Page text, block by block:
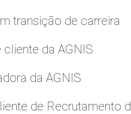
transição de carreira
da AGNIS
da AGNIS
de Recrutamento